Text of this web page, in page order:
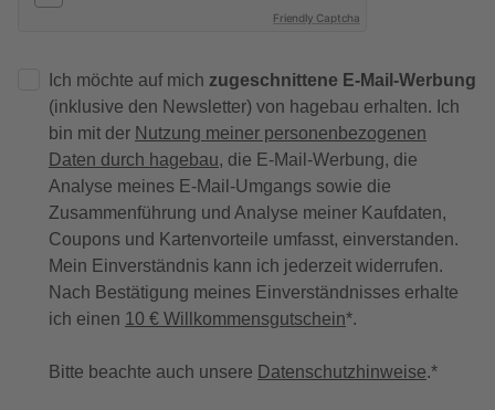
Friendly Captcha
Ich möchte auf mich zugeschnittene E-Mail-Werbung
(inklusive den Newsletter) von hagebau erhalten. Ich
bin mit der Nutzung meiner personenbezogenen
Daten durch hagebau, die E-Mail-Werbung, die
Analyse meines E-Mail-Umgangs sowie die
Zusammenführung und Analyse meiner Kaufdaten,
Coupons und Kartenvorteile umfasst, einverstanden.
Mein Einverständnis kann ich jederzeit widerrufen.
Nach Bestätigung meines Einverständnisses erhalte
ich einen 10 € Willkommensgutschein*.
Bitte beachte auch unsere Datenschutzhinweise.